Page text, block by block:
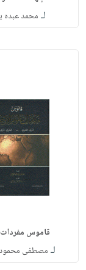
لـ محمد عبده
قاموس
لـ مصطفى